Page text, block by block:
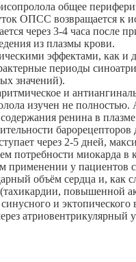
общее
ОПСС возвращается
через 3-4 часа после
из плазмы крови.
эффектами, как и
периоды
значений).
и
изучен не
ренина в
через 2-5 дней,
миокарда в
у пациентов
объём сердца и, как
повышенной
и
атриовентрикулярный